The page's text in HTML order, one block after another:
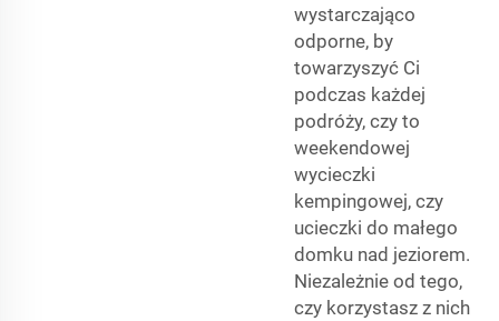
wystarczająco
odporne, by
towarzyszyć Ci
podczas każdej
podróży, czy to
weekendowej
wycieczki
kempingowej, czy
ucieczki do małego
domku nad jeziorem.
Niezależnie od tego,
czy korzystasz z nich